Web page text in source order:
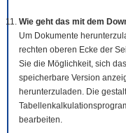
Wie geht das mit dem
Um Dokumente
rechten oberen Ecke der
Sie die Möglichkeit, sich
speicherbare Version
herunterzuladen. Die
bearbeiten.